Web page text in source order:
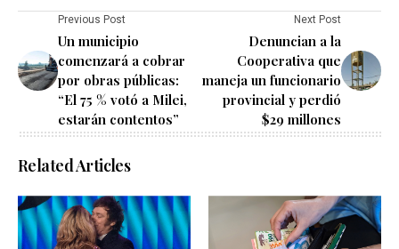
Previous Post
Un municipio
comenzará a cobrar
por obras públicas:
“El 75 % votó a Milei,
estarán contentos”
Next Post
Denuncian a la
Cooperativa que
maneja un funcionario
provincial y perdió
$29 millones
Related Articles